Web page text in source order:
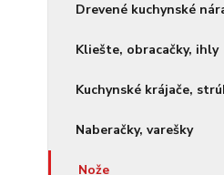
Drevené kuchynské
Kliešte, obracačky, ihly
Kuchynské krájače,
Naberačky, varešky
Nože